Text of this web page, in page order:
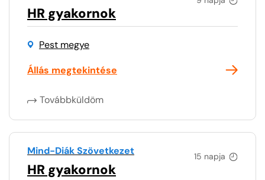
HR gyakornok
Pest megye
Állás megtekintése
Továbbküldöm
15 napja
Mind-Diák Szövetkezet
HR gyakornok